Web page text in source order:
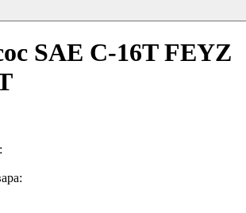
SAE C-16T FEYZ